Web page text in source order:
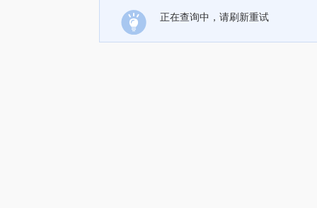
正在查询中，请刷新重试